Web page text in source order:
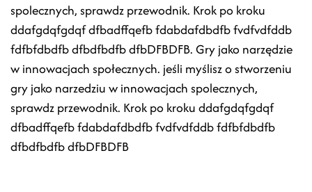
spolecznych, sprawdz przewodnik. Krok po kroku
ddafgdqfgdqf dfbadffqefb fdabdafdbdfb fvdfvdfddb
fdfbfdbdfb dfbdfbdfb dfbDFBDFB. Gry jako narzędzie
w innowacjach społecznych. jeśli myślisz o stworzeniu
gry jako narzedziu w innowacjach spolecznych,
sprawdz przewodnik. Krok po kroku ddafgdqfgdqf
dfbadffqefb fdabdafdbdfb fvdfvdfddb fdfbfdbdfb
dfbdfbdfb dfbDFBDFB